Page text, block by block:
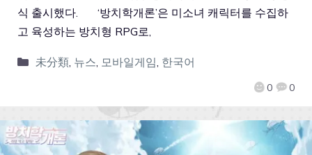
0 0
식 출시했다. ‘방치학개론’은 미소녀 캐릭터를 수집하
고 육성하는 방치형 RPG로,
未分類, 뉴스, 모바일게임, 한국어